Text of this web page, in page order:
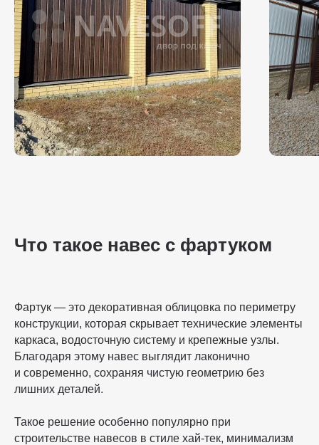
Что такое навес с фартуком
Фартук — это декоративная облицовка по периметру
конструкции, которая скрывает технические элементы
каркаса, водосточную систему и крепежные узлы.
Благодаря этому навес выглядит лаконично
и современно, сохраняя чистую геометрию без
лишних деталей.
Такое решение особенно популярно при
строительстве навесов в стиле хай-тек, минимализм